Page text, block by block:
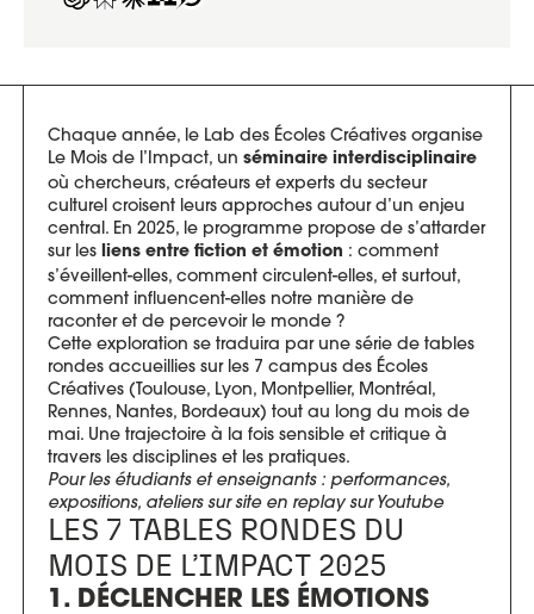
Chaque année, le Lab des Écoles Créatives organise
Le Mois de l’Impact, un séminaire interdisciplinaire
où chercheurs, créateurs et experts du secteur
culturel croisent leurs approches autour d’un enjeu
central. En 2025, le programme propose de s’attarder
sur les liens entre fiction et émotion : comment
s’éveillent-elles, comment circulent-elles, et surtout,
comment influencent-elles notre manière de
raconter et de percevoir le monde ?
Cette exploration se traduira par une série de tables
rondes accueillies sur les 7 campus des Écoles
Créatives (Toulouse, Lyon, Montpellier, Montréal,
Rennes, Nantes, Bordeaux) tout au long du mois de
mai. Une trajectoire à la fois sensible et critique à
travers les disciplines et les pratiques.
Pour les étudiants et enseignants : performances,
expositions, ateliers sur site en replay sur Youtube
LES 7 TABLES RONDES DU
MOIS DE L’IMPACT 2025
1. DÉCLENCHER LES ÉMOTIONS